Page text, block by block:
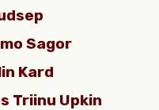
Sagor
Kard
Triinu Upkin